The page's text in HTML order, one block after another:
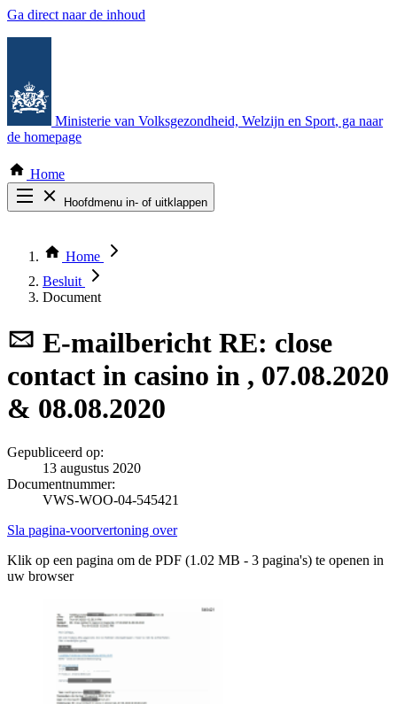
Ga direct naar de inhoud
Ministerie van Volksgezondheid, Welzijn en Sport, ga naar
de homepage
Home
Hoofdmenu in- of uitklappen
Thema COVID-19
Bekijk per bestuursorgaan
Home
Besluit
Document
E-mailbericht RE: close
contact in casino in , 07.08.2020
& 08.08.2020
Gepubliceerd op:
13 augustus 2020
Documentnummer:
VWS-WOO-04-545421
Sla pagina-voorvertoning over
Klik op een pagina om de PDF (1.02 MB - 3 pagina's) te openen in
uw browser